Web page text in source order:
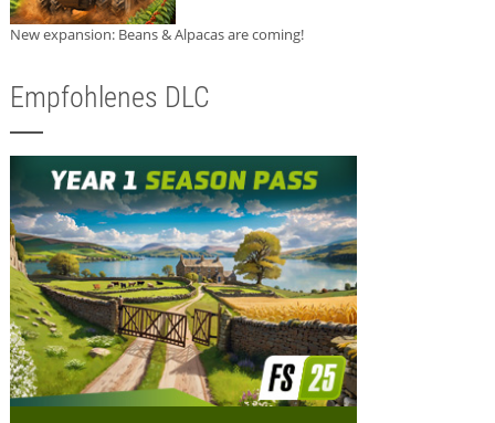
New expansion: Beans & Alpacas are coming!
Empfohlenes DLC